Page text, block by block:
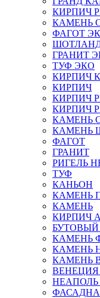
КИРПИЧ
КАМЕНЬ
ФАГОТ
ГРАНИТ
ТУФ ЭКО
КИРПИЧ
КИРПИЧ
КИРПИЧ
КИРПИЧ
КАМЕНЬ
КАМЕНЬ
ФАГОТ
ГРАНИТ
РИГЕЛЬ
ТУФ
КАНЬОН
КАМЕНЬ
КАМЕНЬ
КИРПИЧ
КАМЕНЬ
КАМЕНЬ
КАМЕНЬ
НЕАПОЛЬ